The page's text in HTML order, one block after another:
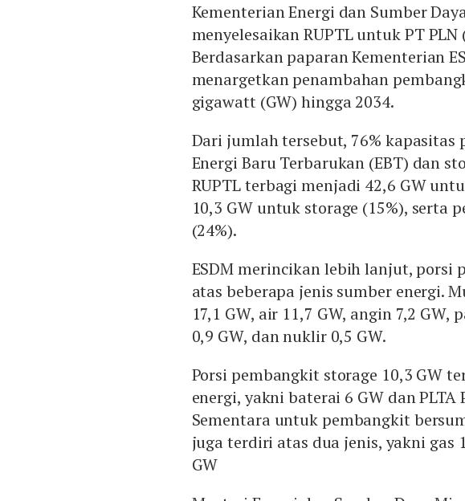
Kementerian Energi dan Sumber
menyelesaikan RUPTL untuk PT PLN
Berdasarkan paparan Kementerian
menargetkan penambahan
gigawatt (GW) hingga 2034.
Dari jumlah tersebut, 76% kapasitas
Energi Baru Terbarukan (EBT) dan
RUPTL terbagi menjadi 42,6 GW
10,3 GW untuk storage (15%), serta
(24%).
ESDM merincikan lebih lanjut, porsi
atas beberapa jenis sumber energi.
17,1 GW, air 11,7 GW, angin 7,2 GW,
0,9 GW, dan nuklir 0,5 GW.
Porsi pembangkit storage 10,3 GW
energi, yakni baterai 6 GW dan PLTA
Sementara untuk pembangkit
juga terdiri atas dua jenis, yakni gas
GW